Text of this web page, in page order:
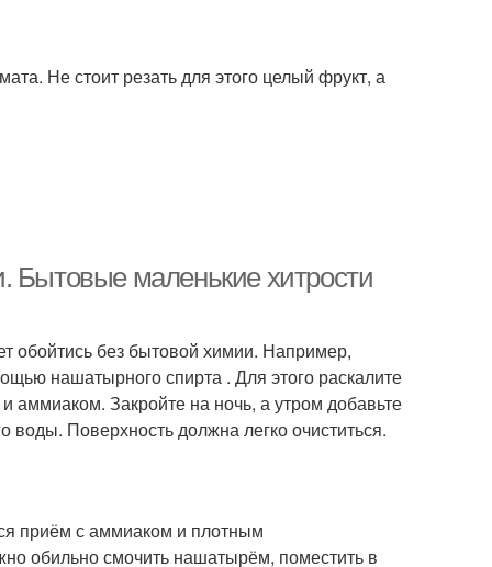
Не стоит резать для этого целый фрукт, а
Бытовые маленькие хитрости
обойтись без бытовой химии. Например,
нашатырного спирта . Для этого раскалите
аммиаком. Закройте на ночь, а утром добавьте
Поверхность должна легко очиститься.
приём с аммиаком и плотным
обильно смочить нашатырём, поместить в